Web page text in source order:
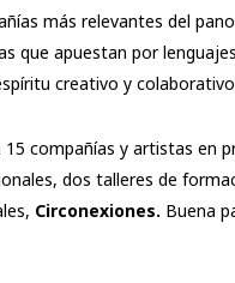
más relevantes del
que apuestan por
creativo y
compañías y artistas en
dos talleres de
Circonexiones. Buena